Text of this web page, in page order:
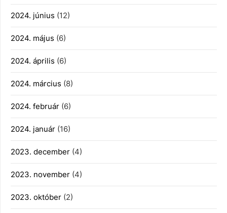
2024. június (12)
2024. május (6)
2024. április (6)
2024. március (8)
2024. február (6)
2024. január (16)
2023. december (4)
2023. november (4)
2023. október (2)